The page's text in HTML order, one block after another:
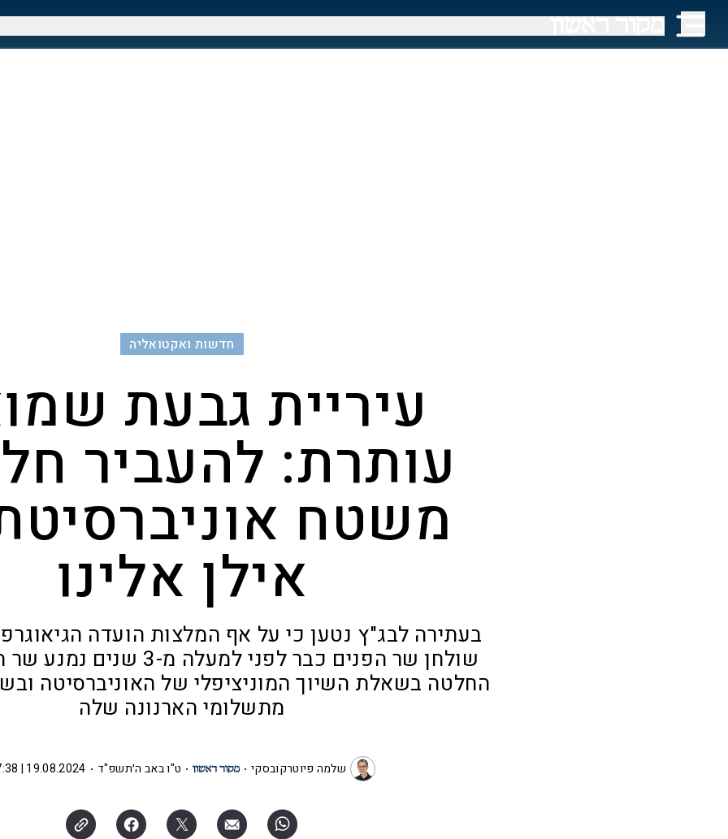
חדשות ואקטואליה
עיריית גבעת
עותרת: להעביר
משטח
אילן אלינו
בעתירה לבג"ץ נטען כי על אף המלצות הועדה
שולחן שר הפנים כבר לפני למעלה
החלטה בשאלת השיוך המוניציפלי של האוניברסיטה
מתשלומי הארנונה שלה
שלמה פיוטרקובסקי ט"ו באב ה׳תשפ"ד 19.08.2024 | 17:38